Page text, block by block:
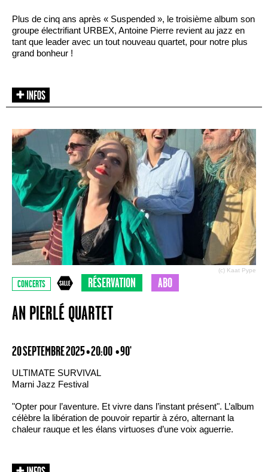
Plus de cinq ans après « Suspended », le troisième album son
groupe électrifiant URBEX, Antoine Pierre revient au jazz en
tant que leader avec un tout nouveau quartet, pour notre plus
grand bonheur !
(c) Kaat Pype
CONCERTS RÉSERVATION ABO
AN PIERLÉ QUARTET
20 SEPTEMBRE 2025 • 20:00 • 90'
ULTIMATE SURVIVAL
Marni Jazz Festival
"Opter pour l’aventure. Et vivre dans l’instant présent". L’album
célèbre la libération de pouvoir repartir à zéro, alternant la
chaleur rauque et les élans virtuoses d’une voix aguerrie.